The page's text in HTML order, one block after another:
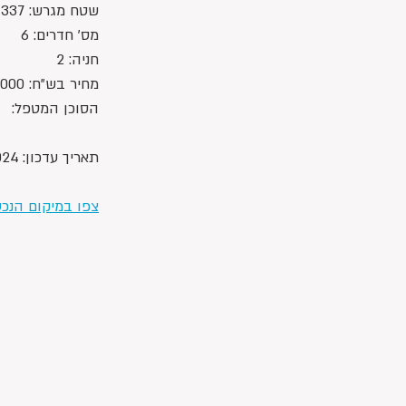
שטח מגרש: 337 מ"ר
מס' חדרים: 6
חניה: 2
מחיר בש"ח: 8,100,000 ש"ח
הסוכן המטפל: 	הדס 054-7415005
תאריך עדכון: 4/12/2024
צפו במיקום